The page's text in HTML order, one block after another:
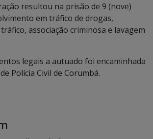
resultou na prisão de 9 (nove)
em tráfico de drogas,
associação criminosa e lavagem
legais a autuado foi encaminhada
Polícia Civil de Corumbá.